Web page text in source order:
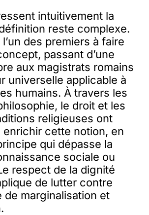
intuitivement la
reste complexe.
des premiers à faire
passant d’une
aux magistrats romains
universelle applicable à
humains. À travers les
le droit et les
religieuses ont
enrichir cette notion, en
qui dépasse la
sociale ou
respect de la dignité
de lutter contre
de marginalisation et